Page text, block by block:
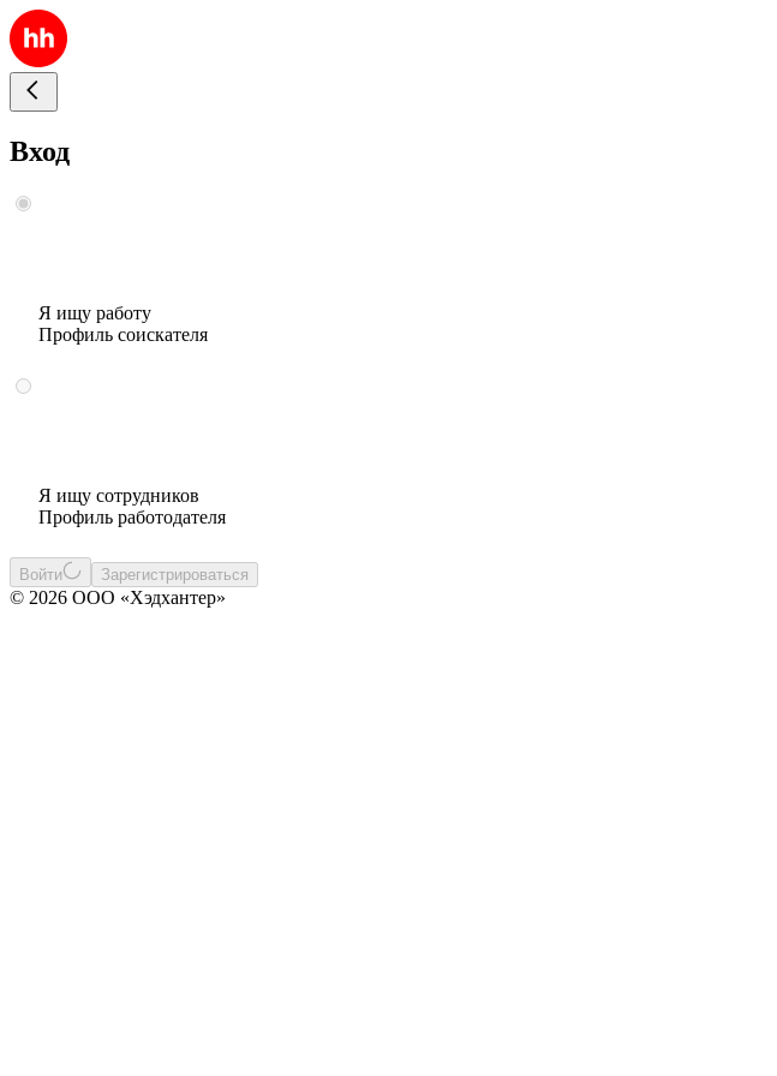
Вход
Я ищу работу
Профиль соискателя
Я ищу сотрудников
Профиль работодателя
Войти Зарегистрироваться
© 2026 ООО «Хэдхантер»